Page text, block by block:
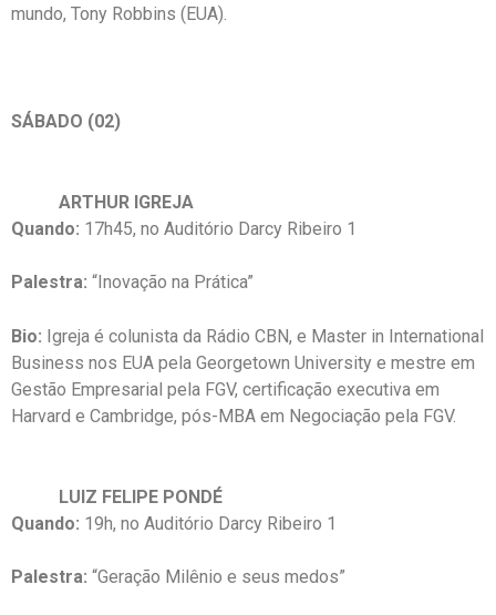
mundo, Tony Robbins (EUA).
SÁBADO (02)
ARTHUR IGREJA
Quando: 17h45, no Auditório Darcy Ribeiro 1
Palestra: “Inovação na Prática”
Bio: Igreja é colunista da Rádio CBN, e Master in International
Business nos EUA pela Georgetown University e mestre em
Gestão Empresarial pela FGV, certificação executiva em
Harvard e Cambridge, pós-MBA em Negociação pela FGV.
LUIZ FELIPE PONDÉ
Quando: 19h, no Auditório Darcy Ribeiro 1
Palestra: “Geração Milênio e seus medos”